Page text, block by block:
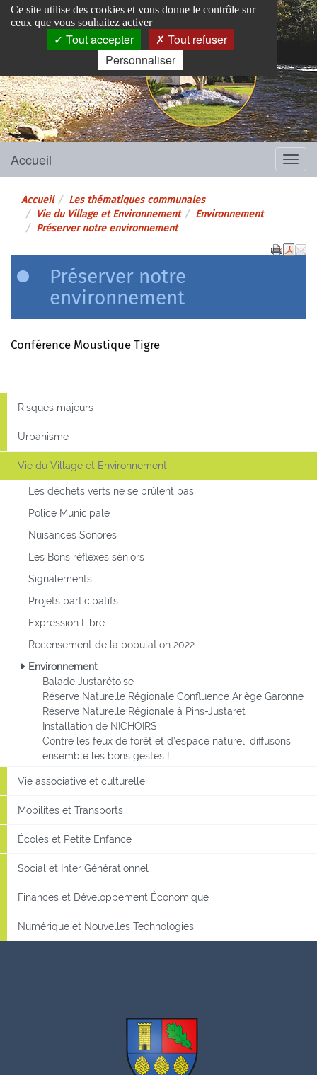
Pins-Justaret
Site officiel de la mairie
Menu
Accueil
Accueil
Les thématiques communales
Vie du Village et Environnement
Environnement
Préserver notre environnement
Préserver notre
environnement
Conférence Moustique Tigre
Risques majeurs
Urbanisme
Vie du Village et Environnement
Les déchets verts ne se brûlent pas
Police Municipale
Nuisances Sonores
Les Bons réflexes séniors
Signalements
Projets participatifs
Expression Libre
Recensement de la population 2022
Environnement
Balade Justarétoise
Réserve Naturelle Régionale Confluence Ariège Garonne
Réserve Naturelle Régionale à Pins-Justaret
Installation de NICHOIRS
Contre les feux de forêt et d’espace naturel, diffusons
ensemble les bons gestes !
Vie associative et culturelle
Mobilités et Transports
Écoles et Petite Enfance
Social et Inter Générationnel
Finances et Développement Économique
Numérique et Nouvelles Technologies
Panneau de gestion des cookies
Ce site utilise des cookies et vous donne le contrôle sur
ceux que vous souhaitez activer
Tout accepter
Tout refuser
Personnaliser